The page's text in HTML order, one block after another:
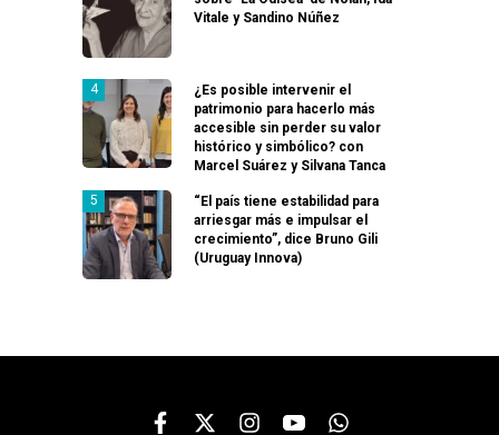
Vitale y Sandino Núñez
¿Es posible intervenir el
patrimonio para hacerlo más
accesible sin perder su valor
histórico y simbólico? con
Marcel Suárez y Silvana Tanca
“El país tiene estabilidad para
arriesgar más e impulsar el
crecimiento”, dice Bruno Gili
(Uruguay Innova)